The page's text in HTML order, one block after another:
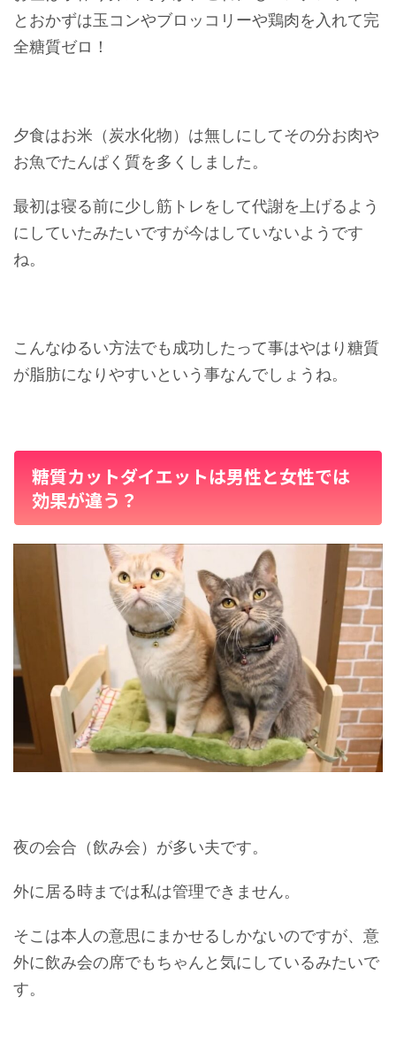
とおかずは玉コンやブロッコリーや鶏肉を入れて完
全糖質ゼロ！
夕食はお米（炭水化物）は無しにしてその分お肉や
お魚でたんぱく質を多くしました。
最初は寝る前に少し筋トレをして代謝を上げるよう
にしていたみたいですが今はしていないようです
ね。
こんなゆるい方法でも成功したって事はやはり糖質
が脂肪になりやすいという事なんでしょうね。
糖質カットダイエットは男性と女性では
効果が違う？
夜の会合（飲み会）が多い夫です。
外に居る時までは私は管理できません。
そこは本人の意思にまかせるしかないのですが、意
外に飲み会の席でもちゃんと気にしているみたいで
す。